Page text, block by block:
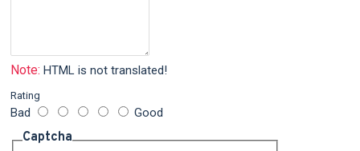
Note: HTML is not translated!
Rating
Bad Good
Captcha